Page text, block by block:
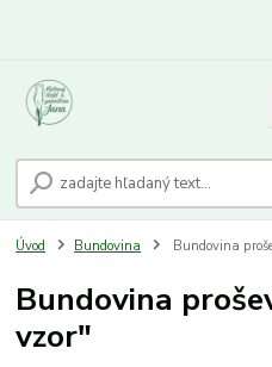
Úvod Bundovina Bundovina
Bundovina
vzor"